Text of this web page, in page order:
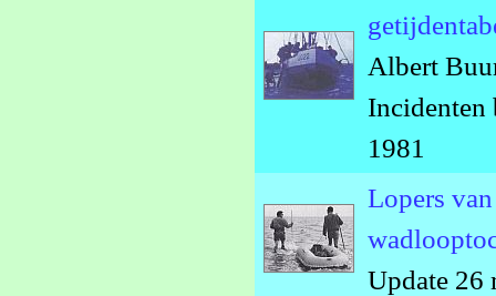
Albert
Incidenten
1981
Lopers
Update 26